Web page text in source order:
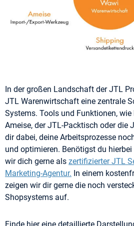
In der großen Landschaft der JTL
JTL Warenwirtschaft eine zentrale
Systems. Tools und Funktionen,
Ameise, der JTL-Packtisch oder die
dir dabei, deine Arbeitsprozesse
und optimieren. Benötigst du
wir dich gerne als zertifizierter JTL
Marketing-Agentur. In einem
zeigen wir dir gerne die noch
Shopsystems auf.
Finde hier eine detaillierte